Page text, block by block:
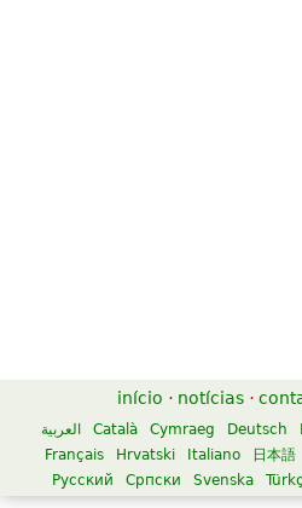
início · notícias ·
العربية Català Cymraeg Deutsch
Français
Hrvatski Italiano 日本語
Русский
Српски Svenska